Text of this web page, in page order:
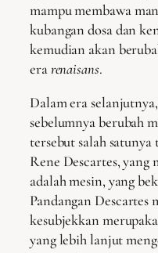
mampu membawa
kubangan dosa dan
kemudian akan
erarenaisans.
Dalam era
sebelumnya berubah
tersebut salah
Rene Descartes, yang
adalah mesin, yang
Pandangan Descartes
kesubjekkan
yang lebih lanjut